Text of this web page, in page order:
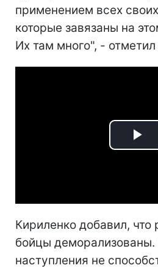
применением всех
которые завязаны на
Их там много", - отметил
Кириленко добавил, что
бойцы деморализованы.
наступления не